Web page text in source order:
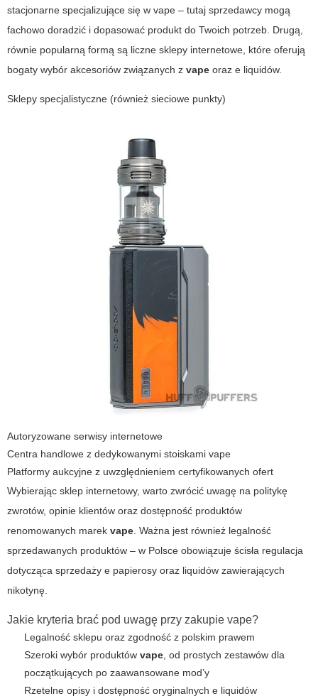
stacjonarne specjalizujące się w vape – tutaj sprzedawcy mogą
fachowo doradzić i dopasować produkt do Twoich potrzeb. Drugą,
równie popularną formą są liczne sklepy internetowe, które oferują
bogaty wybór akcesoriów związanych z vape oraz e liquidów.
Sklepy specjalistyczne (również sieciowe punkty)
Autoryzowane serwisy internetowe
Centra handlowe z dedykowanymi stoiskami vape
Platformy aukcyjne z uwzględnieniem certyfikowanych ofert
Wybierając sklep internetowy, warto zwrócić uwagę na politykę
zwrotów, opinie klientów oraz dostępność produktów
renomowanych marek vape. Ważna jest również legalność
sprzedawanych produktów – w Polsce obowiązuje ścisła regulacja
dotycząca sprzedaży e papierosy oraz liquidów zawierających
nikotynę.
Jakie kryteria brać pod uwagę przy zakupie vape?
Legalność sklepu oraz zgodność z polskim prawem
Szeroki wybór produktów vape, od prostych zestawów dla
początkujących po zaawansowane mod’y
Rzetelne opisy i dostępność oryginalnych e liquidów